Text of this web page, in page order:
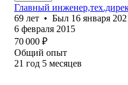
Главный
69 лет • Был 16 января
6 февраля 2015
70 000 ₽
Общий опыт
21 год 5 месяцев